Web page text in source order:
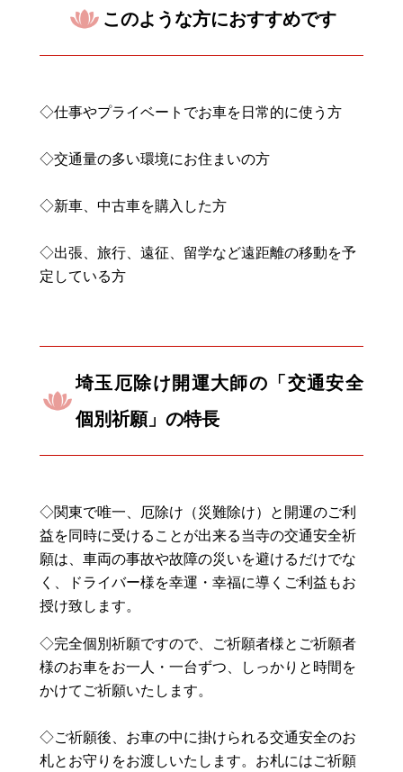
このような方におすすめです
◇仕事やプライベートでお車を日常的に使う方
◇交通量の多い環境にお住まいの方
◇新車、中古車を購入した方
◇出張、旅行、遠征、留学など遠距離の移動を予
定している方
埼玉厄除け開運大師の「交通安全
個別祈願」の特長
◇関東で唯一、厄除け（災難除け）と開運のご利
益を同時に受けることが出来る当寺の交通安全祈
願は、車両の事故や故障の災いを避けるだけでな
く、ドライバー様を幸運・幸福に導くご利益もお
授け致します。
◇完全個別祈願ですので、ご祈願者様とご祈願者
様のお車をお一人・一台ずつ、しっかりと時間を
かけてご祈願いたします。
◇ご祈願後、お車の中に掛けられる交通安全のお
札とお守りをお渡しいたします。お札にはご祈願